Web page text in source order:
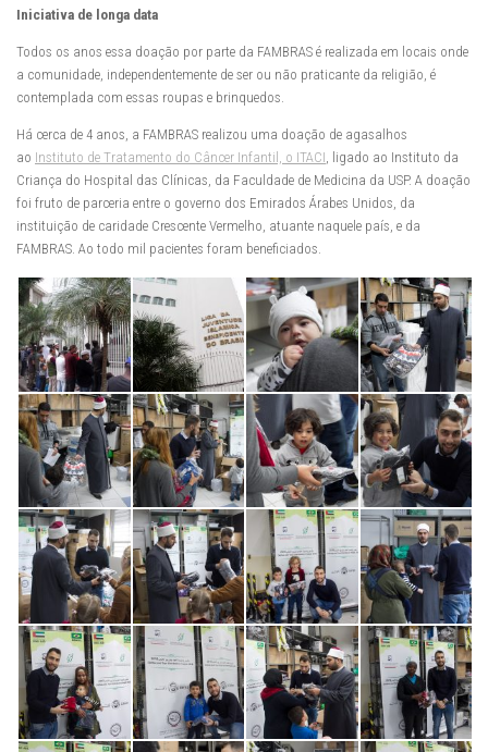
Iniciativa de longa data
Todos os anos essa doação por parte da FAMBRAS é realizada em locais onde
a comunidade, independentemente de ser ou não praticante da religião, é
contemplada com essas roupas e brinquedos.
Há cerca de 4 anos, a FAMBRAS realizou uma doação de agasalhos
ao Instituto de Tratamento do Câncer Infantil, o ITACI, ligado ao Instituto da
Criança do Hospital das Clínicas, da Faculdade de Medicina da USP. A doação
foi fruto de parceria entre o governo dos Emirados Árabes Unidos, da
instituição de caridade Crescente Vermelho, atuante naquele país, e da
FAMBRAS. Ao todo mil pacientes foram beneficiados.